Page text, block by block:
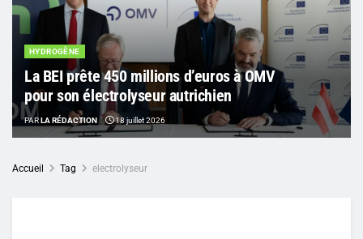
HYDROGÈNE
La BEI prête 450 millions d’euros à OMV
pour son électrolyseur autrichien
PARLA RÉDACTION 18 juillet 2026
Accueil Tag electrolyseur